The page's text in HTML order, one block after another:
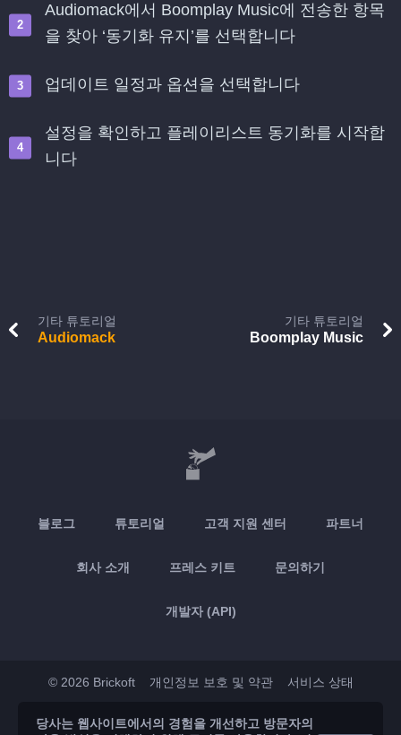
Audiomack에서 Boomplay Music에 전송한 항목
을 찾아 ‘동기화 유지’를 선택합니다
업데이트 일정과 옵션을 선택합니다
설정을 확인하고 플레이리스트 동기화를 시작합
니다
기타 튜토리얼
Audiomack
기타 튜토리얼
Boomplay Music
블로그 튜토리얼 고객 지원 센터 파트너
회사 소개 프레스 키트 문의하기
개발자 (API)
© 2026 Brickoft 개인정보 보호 및 약관 서비스 상태
App Store Google Play
당사는 웹사이트에서의 경험을 개선하고 방문자의